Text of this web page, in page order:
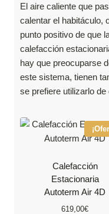
a
:
2
0
0
0
9
9
,
0
.
El aire caliente que
calentar el habitáculo,
punto positivo de que
calefacción
hay que preocuparse
este sistema, tienen
se prefiere utilizarlo de
Calefacción
Estacionaria
Autoterm Air 4D
619,00€